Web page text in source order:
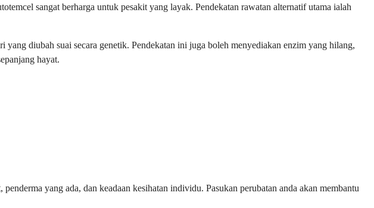
sangat berharga untuk pesakit yang layak. Pendekatan rawatan alternatif utama ialah
diubah suai secara genetik. Pendekatan ini juga boleh menyediakan enzim yang hilang,
hayat.
yang ada, dan keadaan kesihatan individu. Pasukan perubatan anda akan membantu